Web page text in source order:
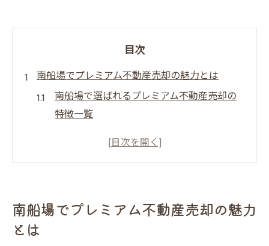
目次
南船場でプレミアム不動産売却の魅力とは
南船場で選ばれるプレミアム不動産売却の
特徴一覧
話題のプレミアム不動産売却が支持される
高評価口コミが証明するサービスの魅力
南船場でプレミアム不動産売却の魅力
とは